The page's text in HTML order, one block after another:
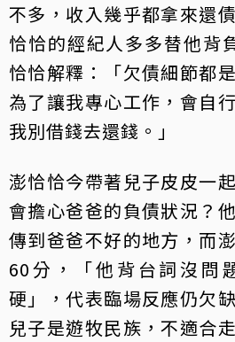
不多，收入幾乎都拿來還
恰恰的經紀人多多替他背
恰恰解釋：「欠債細節都
為了讓我專心工作，會自
我別借錢去還錢。」
澎恰恰今帶著兒子皮皮一
會擔心爸爸的負債狀況？
傳到爸爸不好的地方，而
60分，「他背台詞沒問
硬」，代表臨場反應仍欠
兒子是遊牧民族，不適合